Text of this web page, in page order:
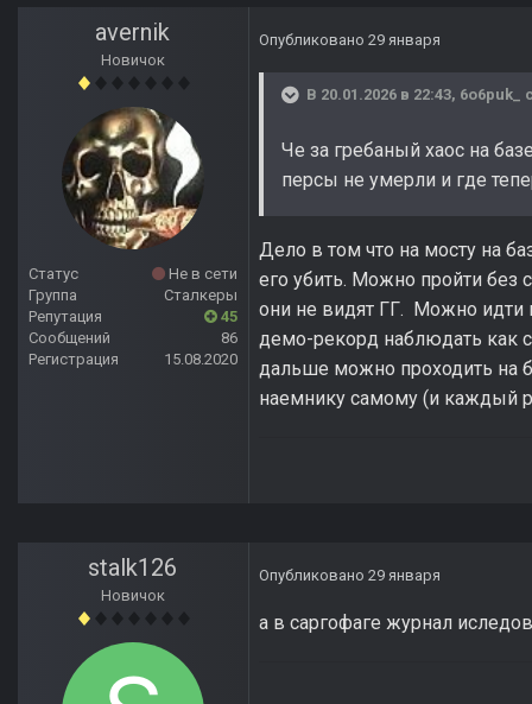
avernik
Новичок
Статус
Не в сети
Группа
Сталкеры
Репутация
45
Сообщений
86
Регистрация
15.08.2020
Опубликовано 29 января
В 20.01.2026 в 22:43, 6o6puk_
Че за гребаный хаос на
персы не умерли и где
Дело в том что на мосту на
его убить. Можно пройти без
они не видят ГГ. Можно идти
демо-рекорд наблюдать как
дальше можно проходить на
наемнику самому (и каждый
stalk126
Новичок
Опубликовано 29 января
а в саргофаге журнал